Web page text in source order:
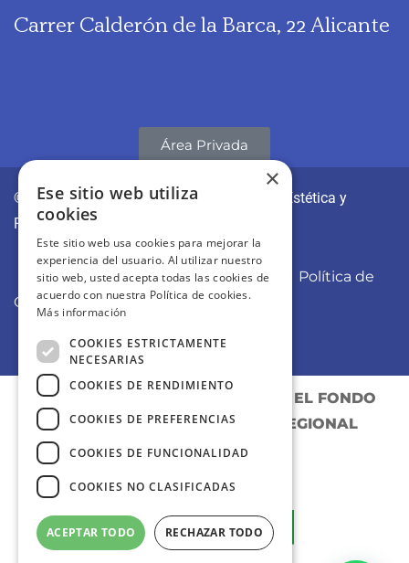
Carrer Calderón de la Barca, 22 Alicante
Área Privada
© CLÍNICAS REVITAE | Medicina y Cirugía Estética y
Regenerativa
Aviso Legal Política de Privacidad
Política de
Cookies
PROYECTO COFINANCIADO POR EL FONDO
EUROPEO DE DESARROLLO REGIONAL
×
Ese sitio web utiliza
cookies
Este sitio web usa cookies para mejorar la
experiencia del usuario. Al utilizar nuestro
sitio web, usted acepta todas las cookies de
acuerdo con nuestra Política de cookies.
Más información
COOKIES ESTRICTAMENTE
NECESARIAS
COOKIES DE RENDIMIENTO
COOKIES DE PREFERENCIAS
COOKIES DE FUNCIONALIDAD
COOKIES NO CLASIFICADAS
ACEPTAR TODO RECHAZAR TODO